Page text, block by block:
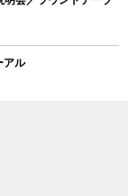
アル